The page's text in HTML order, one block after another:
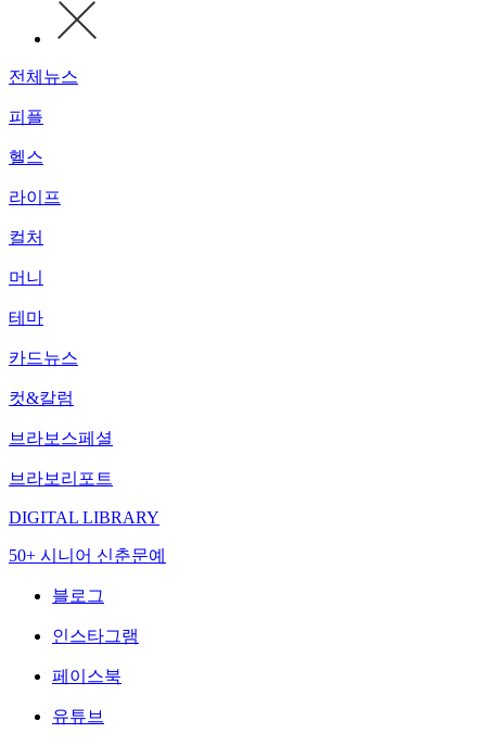
전체뉴스
피플
헬스
라이프
컬처
머니
테마
카드뉴스
컷&칼럼
브라보스페셜
브라보리포트
DIGITAL LIBRARY
50+ 시니어 신춘문예
블로그
인스타그램
페이스북
유튜브